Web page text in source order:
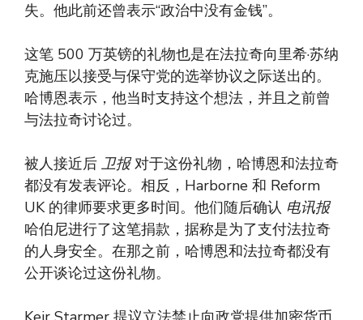
失。他此前还曾表示“政治中没有金钱”。
这笔 500 万英镑的礼物也是在法拉奇向里希·苏纳
克施压以接受与保守党的选举协议之际送出的。
哈博恩表示，他当时支持这个想法，并且之前曾
与法拉奇讨论过。
被人接近后 卫报对于这份礼物，哈博恩和法拉奇
都没有发表评论。相反，Harborne 和 Reform
UK 的律师要求更多时间。他们随后确认 电讯报
哈伯尼进行了这笔捐款，据称是为了支付法拉奇
的人身安全。在那之前，哈博恩和法拉奇都没有
公开谈论过这份礼物。